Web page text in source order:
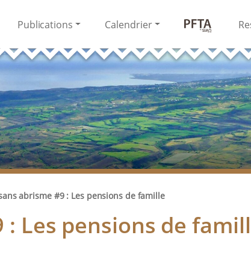
Publications Calendrier PFTA
abrisme #9 : Les pensions de famille
Les pensions de